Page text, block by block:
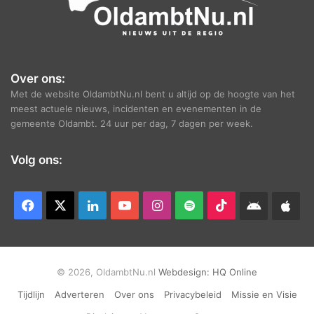
Over ons:
Met de website OldambtNu.nl bent u altijd op de hoogte van het
meest actuele nieuws, incidenten en evenementen in de
gemeente Oldambt. 24 uur per dag, 7 dagen per week.
Volg ons:
Facebook LinkedInYouTubeInstagram
Spotify TikTokAndroid
© 2026, OldambtNu.nl Webdesign: HQ Online
Tijdlijn
Adverteren Over ons Privacybeleid
Missie en Visie